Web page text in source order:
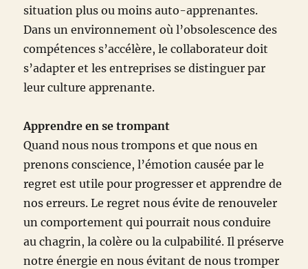
situation plus ou moins auto-apprenantes.
Dans un environnement où l’obsolescence des
compétences s’accélère, le collaborateur doit
s’adapter et les entreprises se distinguer par
leur culture apprenante.
Apprendre en se trompant
Quand nous nous trompons et que nous en
prenons conscience, l’émotion causée par le
regret est utile pour progresser et apprendre de
nos erreurs. Le regret nous évite de renouveler
un comportement qui pourrait nous conduire
au chagrin, la colère ou la culpabilité. Il préserve
notre énergie en nous évitant de nous tromper